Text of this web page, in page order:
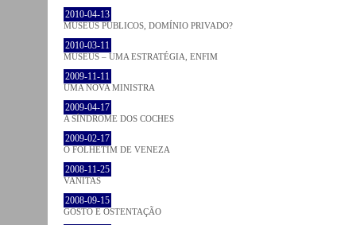
2010-04-13
MUSEUS PÚBLICOS, DOMÍNIO PRIVADO?
2010-03-11
MUSEUS – UMA ESTRATÉGIA, ENFIM
2009-11-11
UMA NOVA MINISTRA
2009-04-17
A SÍNDROME DOS COCHES
2009-02-17
O FOLHETIM DE VENEZA
2008-11-25
VANITAS
2008-09-15
GOSTO E OSTENTAÇÃO